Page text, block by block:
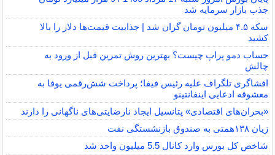
جذب بازار سرمایه شد
سکه ۴.۵ میلیون تومان گران شد | جذابیت قیمت‌ها دلار را بالا
کشید
حساب دمو پراپ چیست؟ بهترین روش تمرین قبل از ورود به
چالش
افشاگری تلگراف علیه رئیس فیفا؛ پرداخت شش‌رقمی یوفا به
معشوقه ادعایی اینفانتینو
«بحران‌های اقتصادی» پتانسیل ایجاد نارضایتی‌های ناگهانی را دارند
زیان ۱۳۸همتی به صندوق بازنشستگی نفت
شاخص کل بورس وارد کانال 5.5 میلیون واحد شد